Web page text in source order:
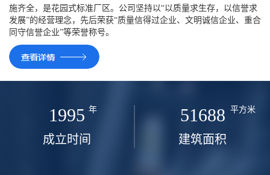
施齐全，是花园式标准厂区。公司坚持以“以质量求生存，以信誉求
发展”的经营理念，先后荣获“质量信得过企业、文明诚信企业、重合
同守信誉企业”等荣誉称号。
51688 平方米
建筑面积
1995 年
成立时间